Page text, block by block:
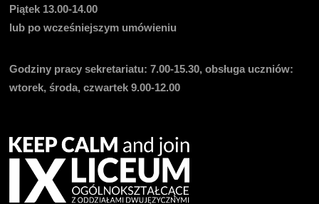
Piątek 13.00-14.00
lub po wcześniejszym umówieniu
Godziny pracy sekretariatu: 7.00-15.30, obsługa uczniów:
wtorek, środa, czwartek 9.00-12.00